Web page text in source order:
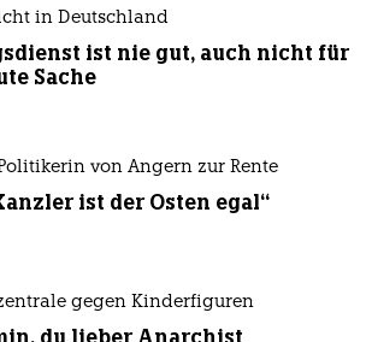
in Deutschland
ist nie gut, auch nicht für
Sache
von Angern zur Rente
ist der Osten egal“
gegen Kinderfiguren